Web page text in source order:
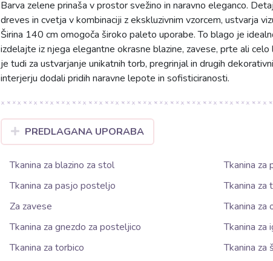
Barva zelene prinaša v prostor svežino in naravno eleganco.
dreves in cvetja v kombinaciji z ekskluzivnim vzorcem, ustvarja
Širina 140 cm omogoča široko paleto uporabe. To blago je
izdelajte iz njega elegantne okrasne blazine, zavese, prte ali
je tudi za ustvarjanje unikatnih torb, pregrinjal in drugih
interjerju dodali pridih naravne lepote in sofisticiranosti.
PREDLAGANA UPORABA
Tkanina za blazino za stol
Tkanina za
Tkanina za pasjo posteljo
Tkanina za
Za zavese
Tkanina za
Tkanina za gnezdo za posteljico
Tkanina za
Tkanina za torbico
Tkanina za